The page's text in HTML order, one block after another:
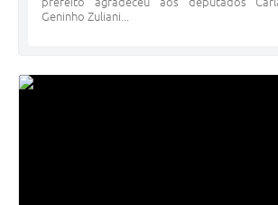
Geninho Zuliani...